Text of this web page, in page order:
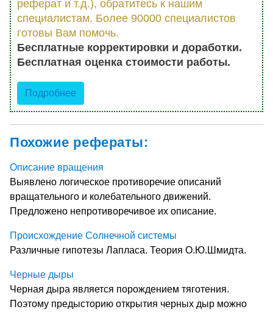
реферат и т.д.), обратитесь к нашим
специалистам. Более 90000 специалистов
готовы Вам помочь.
Бесплатные корректировки и доработки.
Бесплатная оценка стоимости работы.
Подробнее
Похожие рефераты:
Описание вращения
Выявлено логическое противоречие описаний
вращательного и колебательного движений.
Предложено непротиворечивое их описание.
Происхождение Солнечной системы
Различные гипотезы Лапласа. Теория О.Ю.Шмидта.
Черные дыры
Черная дыра является порождением тяготения.
Поэтому предысторию открытия черных дыр можно